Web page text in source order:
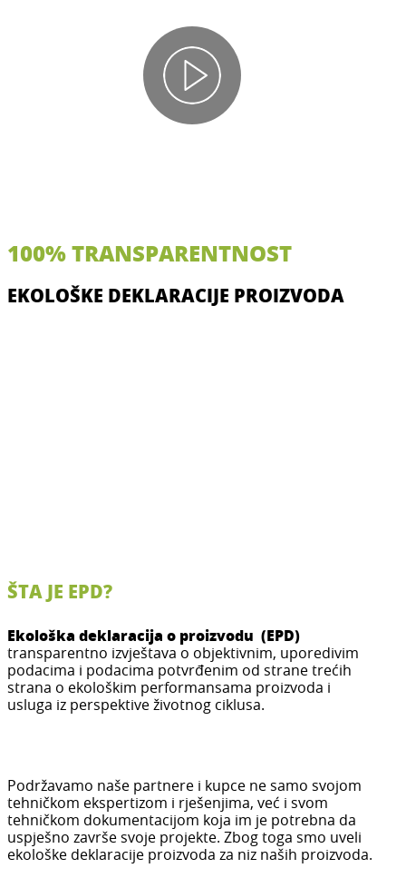
100% TRANSPARENTNOST
EKOLOŠKE DEKLARACIJE PROIZVODA
ŠTA JE EPD?
Ekološka deklaracija o proizvodu (EPD)
transparentno izvještava o objektivnim, uporedivim
podacima i podacima potvrđenim od strane trećih
strana o ekološkim performansama proizvoda i
usluga iz perspektive životnog ciklusa.
Podržavamo naše partnere i kupce ne samo svojom
tehničkom ekspertizom i rješenjima, već i svom
tehničkom dokumentacijom koja im je potrebna da
uspješno završe svoje projekte. Zbog toga smo uveli
ekološke deklaracije proizvoda za niz naših proizvoda.